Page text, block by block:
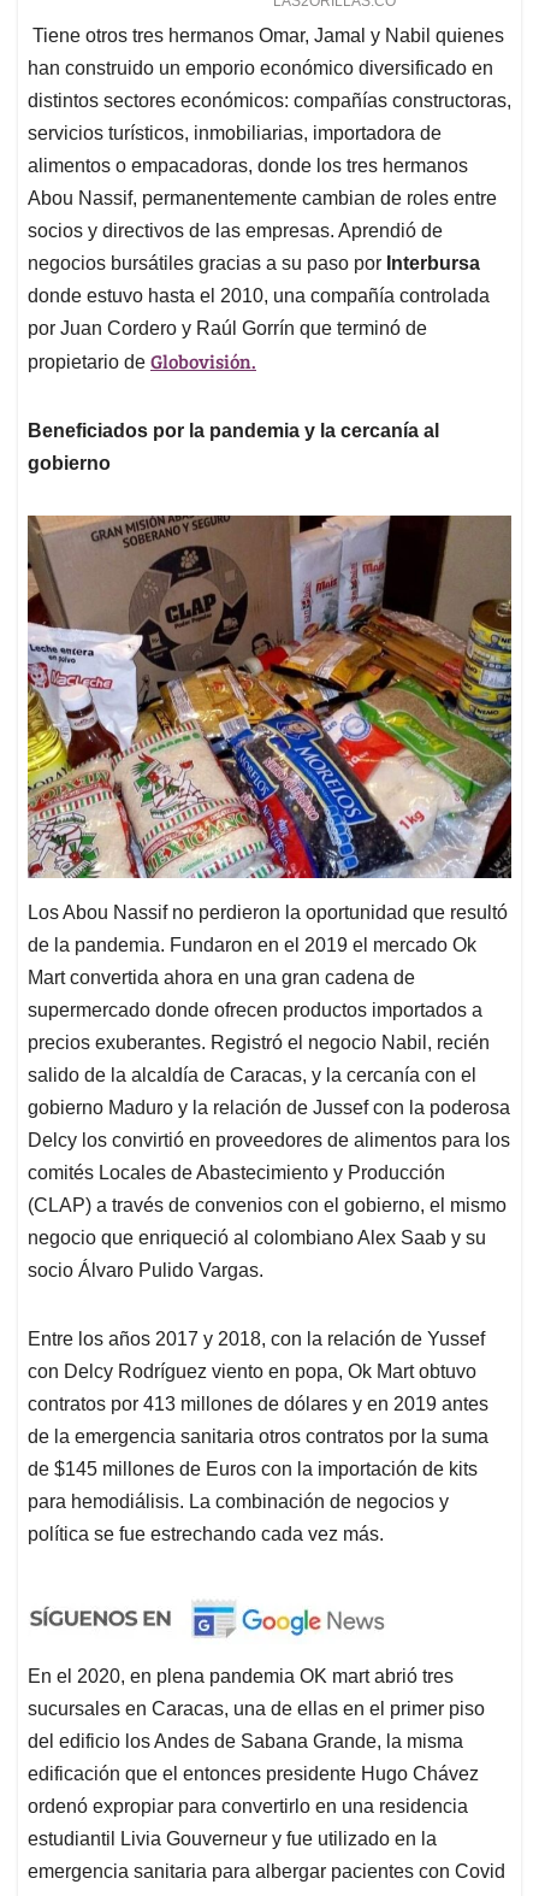
Tiene otros tres hermanos Omar, Jamal y Nabil quienes
han construido un emporio económico diversificado en
distintos sectores económicos: compañías constructoras,
servicios turísticos, inmobiliarias, importadora de
alimentos o empacadoras, donde los tres hermanos
Abou Nassif, permanentemente cambian de roles entre
socios y directivos de las empresas. Aprendió de
negocios bursátiles gracias a su paso por Interbursa
donde estuvo hasta el 2010, una compañía controlada
por Juan Cordero y Raúl Gorrín que terminó de
propietario de Globovisión.
Beneficiados por la pandemia y la cercanía al
gobierno
Los Abou Nassif no perdieron la oportunidad que resultó
de la pandemia. Fundaron en el 2019 el mercado Ok
Mart convertida ahora en una gran cadena de
supermercado donde ofrecen productos importados a
precios exuberantes. Registró el negocio Nabil, recién
salido de la alcaldía de Caracas, y la cercanía con el
gobierno Maduro y la relación de Jussef con la poderosa
Delcy los convirtió en proveedores de alimentos para los
comités Locales de Abastecimiento y Producción
(CLAP) a través de convenios con el gobierno, el mismo
negocio que enriqueció al colombiano Alex Saab y su
socio Álvaro Pulido Vargas.
Entre los años 2017 y 2018, con la relación de Yussef
con Delcy Rodríguez viento en popa, Ok Mart obtuvo
contratos por 413 millones de dólares y en 2019 antes
de la emergencia sanitaria otros contratos por la suma
de $145 millones de Euros con la importación de kits
para hemodiálisis. La combinación de negocios y
política se fue estrechando cada vez más.
En el 2020, en plena pandemia OK mart abrió tres
sucursales en Caracas, una de ellas en el primer piso
del edificio los Andes de Sabana Grande, la misma
edificación que el entonces presidente Hugo Chávez
ordenó expropiar para convertirlo en una residencia
estudiantil Livia Gouverneur y fue utilizado en la
emergencia sanitaria para albergar pacientes con Covid